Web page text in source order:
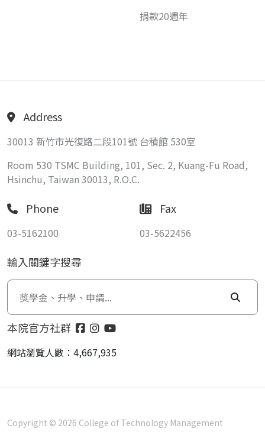
捐款20週年
Address
30013 新竹市光復路二段101號 台積館 530室
Room 530 TSMC Building, 101, Sec. 2, Kuang-Fu Road,
Hsinchu, Taiwan 30013, R.O.C.
Phone
03-5162100
Fax
03-5622456
輸入關鍵字搜尋
本院官方社群
網站瀏覽人數：4,667,935
Copyright © 2026 College of Technology Management